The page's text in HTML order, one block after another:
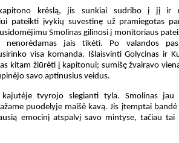
kapitono krėslą, jis sunkiai sudribo į jį ir
pateikti įvykių suvestinę už pramiegotas
Smolinas gilinosi į monitoriaus
nenorėdamas jais tikėti. Po valandos
visa komanda. Išlaisvinti Golycinas ir
kitam žiūrėti į kapitonui; sumišę žvairavo
savo aptinusius veidus.
tvyrojo slegianti tyla. Smolinas jau
puodelyje maišė kavą. Jis įtemptai
emocinį atspalvį savo mintyse, tačiau tai